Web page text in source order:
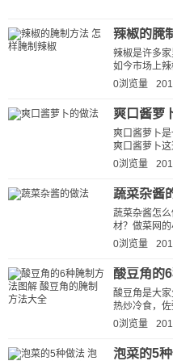
辣椒的腌
辣椒是许多家
如今市场上辣
自己制做的腌
0浏览量
爽口酱萝
爽口酱萝卜是
爽口酱萝卜
菜网小编就为
0浏览量
蔬菜杂酱
蔬菜杂酱怎
材？做菜网的
让厨房新手也
0浏览量
酸豆角的
酸豆角是大家
热炒冷食，佐
下面小编就给
0浏览量
泡菜的5